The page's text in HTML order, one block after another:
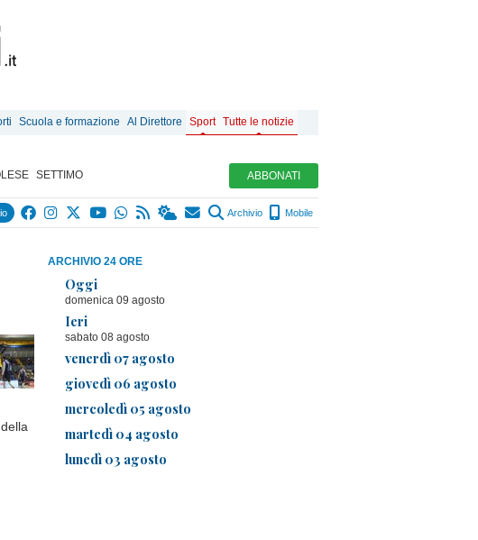
Scuola e formazione Al Direttore Sport Tutte le notizie
SETTIMO ABBONATI
Archivio Mobile
ARCHIVIO 24 ORE
Oggi
domenica 09 agosto
Ieri
sabato 08 agosto
venerdì 07 agosto
giovedì 06 agosto
mercoledì 05 agosto
martedì 04 agosto
lunedì 03 agosto